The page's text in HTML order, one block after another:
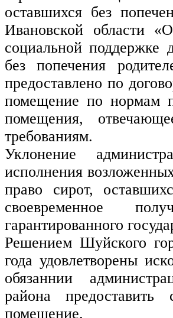
оставшихся без
Ивановской области
социальной поддержке
без попечения
предоставлено по
помещение по нормам
помещения,
требованиям.
Уклонение
исполнения
право сирот,
своевременное
гарантированного
Решением Шуйского
года удовлетворены
обязаннии
района предоставить
помещение.